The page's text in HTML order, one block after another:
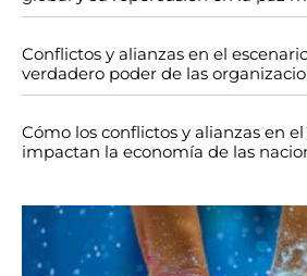
Conflictos y alianzas en el
verdadero poder de las
Cómo los conflictos y alianzas en
impactan la economía de las